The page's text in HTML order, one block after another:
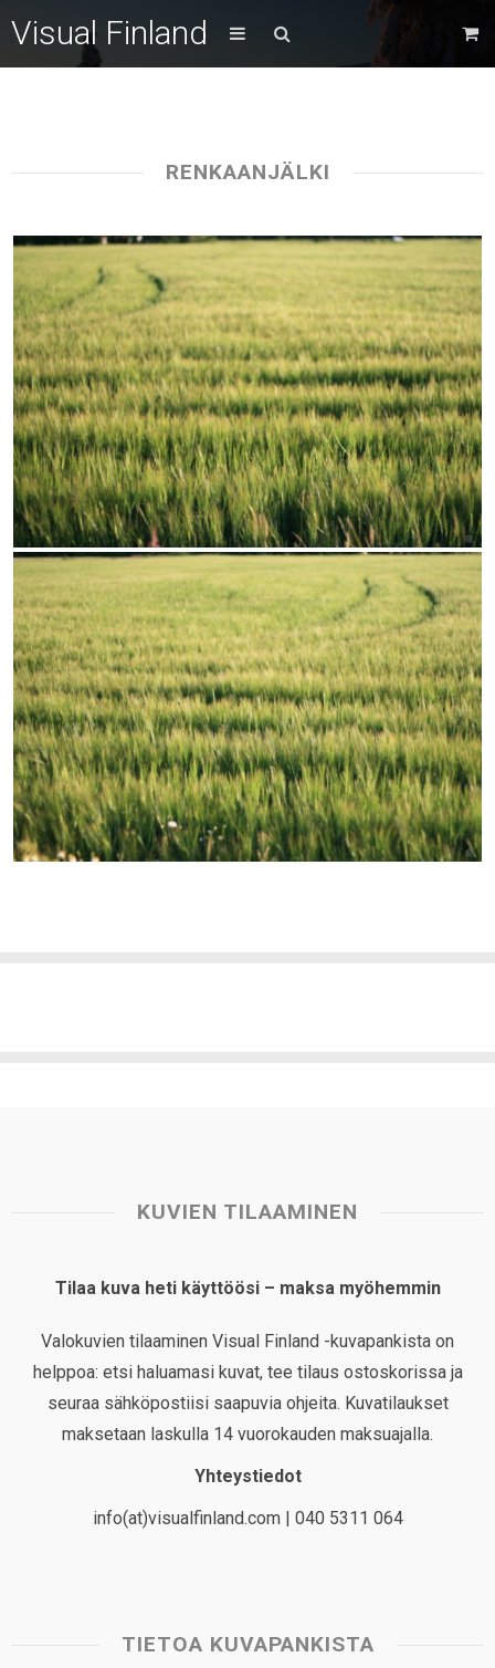
Visual Finland
RENKAANJÄLKI
KUVIEN TILAAMINEN
Tilaa kuva heti käyttöösi – maksa myöhemmin
Valokuvien tilaaminen Visual Finland -kuvapankista on
helppoa: etsi haluamasi kuvat, tee tilaus ostoskorissa ja
seuraa sähköpostiisi saapuvia ohjeita. Kuvatilaukset
maksetaan laskulla 14 vuorokauden maksuajalla.
Yhteystiedot
info(at)visualfinland.com | 040 5311 064
TIETOA KUVAPANKISTA